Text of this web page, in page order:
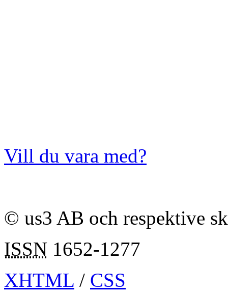
Vill du vara med?
© us3 AB och respektive
ISSN 1652-1277
XHTML / CSS